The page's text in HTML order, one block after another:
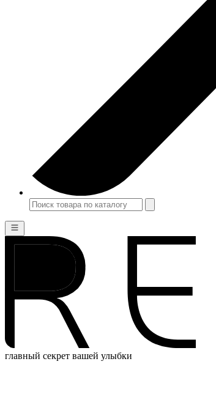
главный секрет вашей улыбки